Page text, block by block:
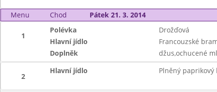
Menu Chod Pátek 21. 3. 2014
1
Polévka
Drožďová
Hlavní jídlo
Francouzské
Doplněk
džus,ochucené
2
Hlavní jídlo Plněný